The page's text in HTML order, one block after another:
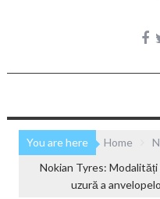
You are here Home
Nokian Tyres:
uzură a